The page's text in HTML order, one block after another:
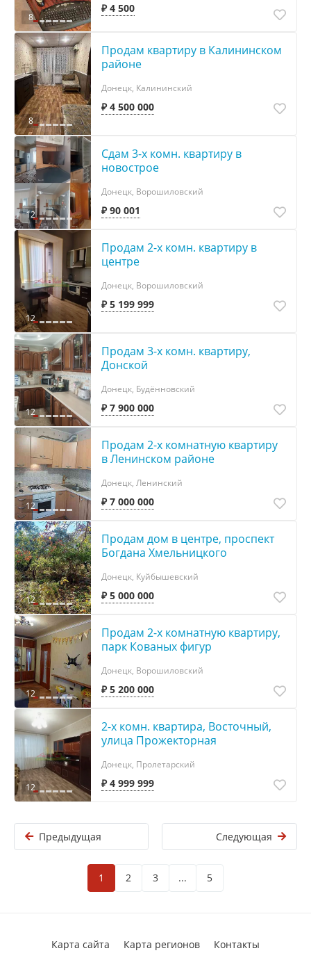
8
₽ 4 500
8
Продам квартиру в Калининском
районе
₽ 4 500 000
Донецк, Калининский
12
Сдам 3-х комн. квартиру в
новострое
₽ 90 001
Донецк, Ворошиловский
12
Продам 2-х комн. квартиру в
центре
₽ 5 199 999
Донецк, Ворошиловский
12
Продам 3-х комн. квартиру,
Донской
₽ 7 900 000
Донецк, Будённовский
12
Продам 2-х комнатную квартиру
в Ленинском районе
₽ 7 000 000
Донецк, Ленинский
12
Продам дом в центре, проспект
Богдана Хмельницкого
₽ 5 000 000
Донецк, Куйбышевский
12
Продам 2-х комнатную квартиру,
парк Кованых фигур
₽ 5 200 000
Донецк, Ворошиловский
12
2-х комн. квартира, Восточный,
улица Прожекторная
₽ 4 999 999
Донецк, Пролетарский
Предыдущая Следующая
1 2 3 ... 5
Карта сайта Карта регионов Контакты